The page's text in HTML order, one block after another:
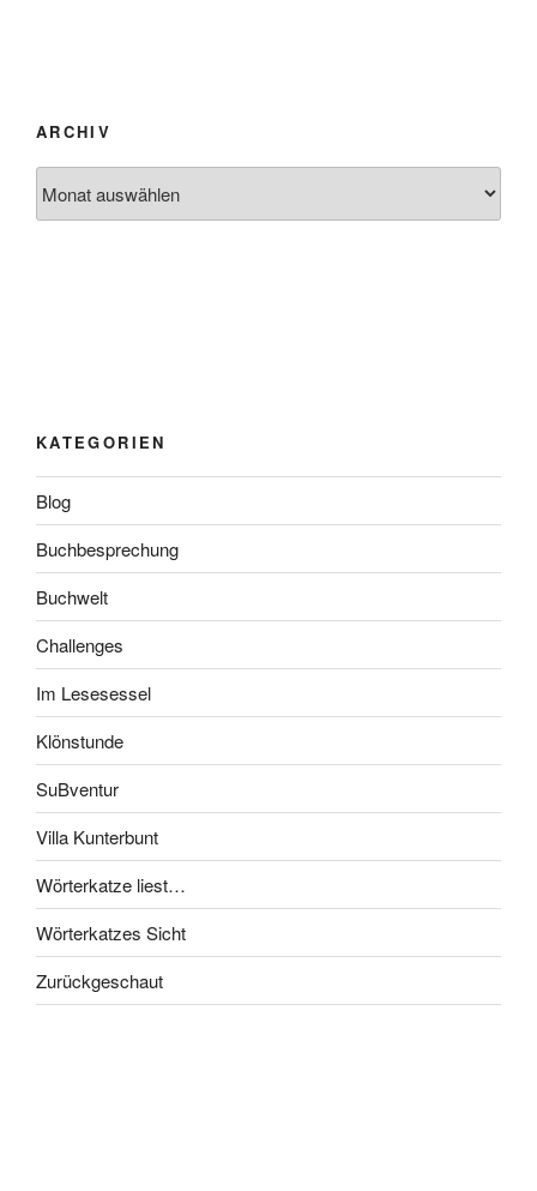
ARCHIV
KATEGORIEN
Blog
Buchbesprechung
Buchwelt
Challenges
Im Lesesessel
Klönstunde
SuBventur
Villa Kunterbunt
Wörterkatze liest…
Wörterkatzes Sicht
Zurückgeschaut